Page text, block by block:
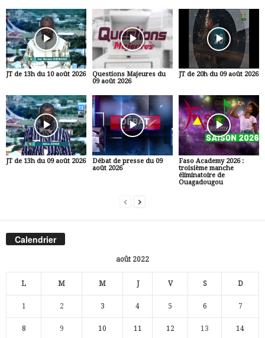
JT de 13h du 10 août 2026
Questions Majeures du
09 août 2026
JT de 20h du 09 août 2026
JT de 13h du 09 août 2026
Débat de presse du 09
août 2026
Faso Academy 2026 :
troisième manche
éliminatoire de
Ouagadougou
Calendrier
août 2022
L M M J V S D
1 2 3 4 5 6 7
8 9 10 11 12 13 14